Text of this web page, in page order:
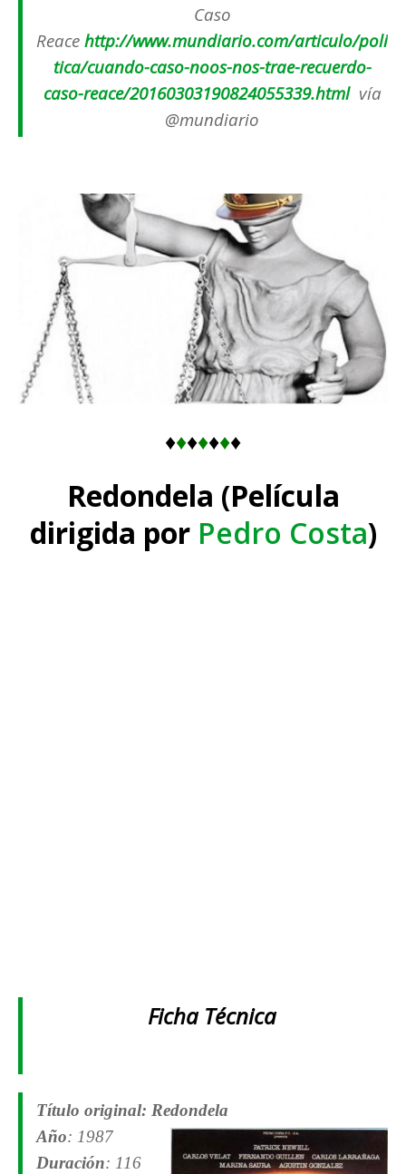
Caso
Reace http://www.mundiario.com/articulo/poli
tica/cuando-caso-noos-nos-trae-recuerdo-
caso-reace/20160303190824055339.htmlvía
@mundiario
♦♦♦♦♦♦♦
Redondela (Película
dirigida por Pedro Costa)
Ficha Técnica
Título original: Redondela
Año: 1987
Duración: 116